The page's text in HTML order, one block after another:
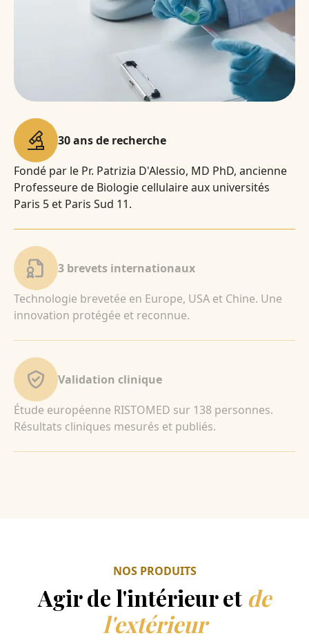
30 ans de recherche
Fondé par le Pr. Patrizia D'Alessio, MD PhD, ancienne
Professeure de Biologie cellulaire aux universités
Paris 5 et Paris Sud 11.
3 brevets internationaux
Technologie brevetée en Europe, USA et Chine. Une
innovation protégée et reconnue.
Validation clinique
Étude européenne RISTOMED sur 138 personnes.
Résultats cliniques mesurés et publiés.
NOS PRODUITS
Agir de l'intérieur et de
l'extérieur